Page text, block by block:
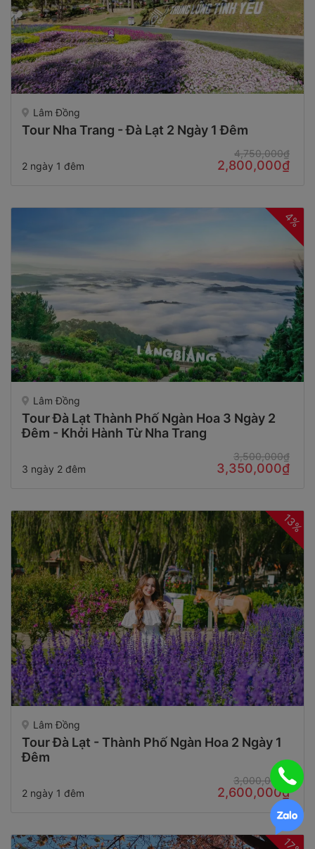
Lâm Đồng
Tour Nha Trang - Đà Lạt 2 Ngày 1 Đêm
2 ngày 1 đêm
4,750,000₫
2,800,000₫
4%
Lâm Đồng
Tour Đà Lạt Thành Phố Ngàn Hoa 3 Ngày 2
Đêm - Khởi Hành Từ Nha Trang
3 ngày 2 đêm
3,500,000₫
3,350,000₫
13%
Lâm Đồng
Tour Đà Lạt - Thành Phố Ngàn Hoa 2 Ngày 1
Đêm
2 ngày 1 đêm
3,000,000₫
2,600,000₫